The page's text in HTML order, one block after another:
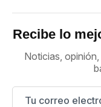
Recibe lo
Noticias,